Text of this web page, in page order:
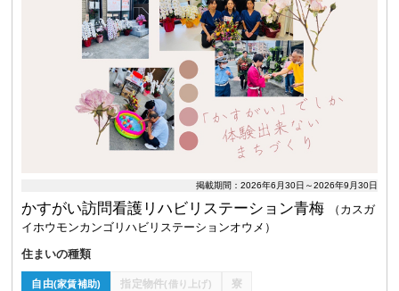
掲載期間：2026年6月30日～2026年9月30日
かすがい訪問看護リハビリステーション青梅
（カスガ
イホウモンカンゴリハビリステーションオウメ）
住まいの種類
自由(家賃補助) 指定物件(借り上げ) 寮